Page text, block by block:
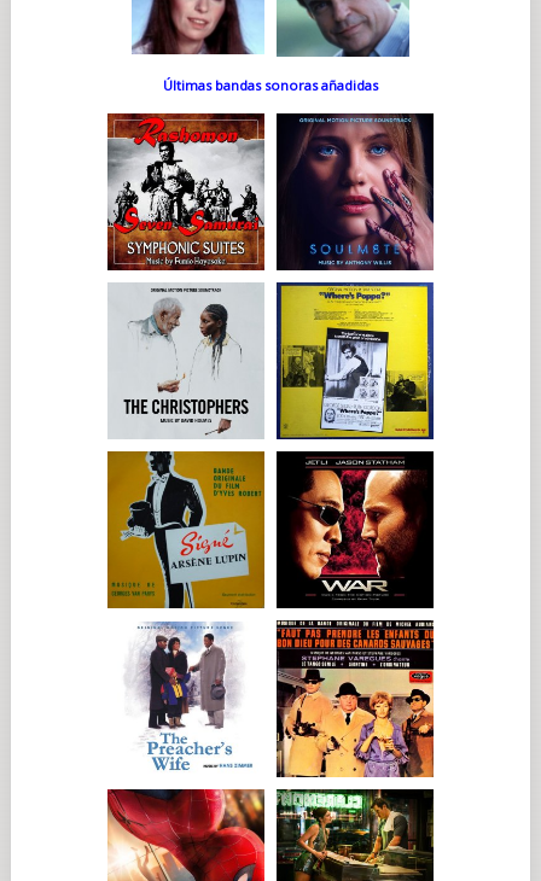
Últimas bandas sonoras añadidas